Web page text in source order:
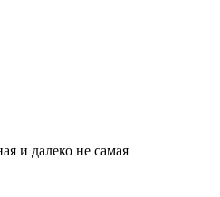
и далеко не самая